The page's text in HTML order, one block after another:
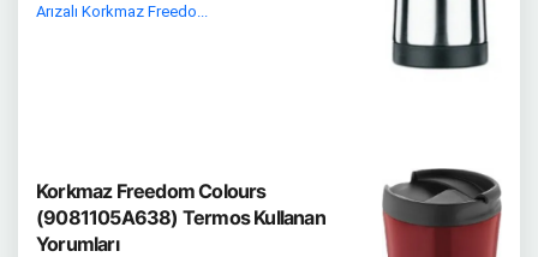
Arızalı Korkmaz Freedo...
Korkmaz Freedom Colours
(9081105A638) Termos Kullanan
Yorumları